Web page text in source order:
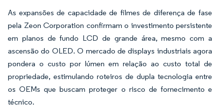
As expansões de capacidade de filmes de diferença de fase
pela Zeon Corporation confirmam o investimento persistente
em planos de fundo LCD de grande área, mesmo com a
ascensão do OLED. O mercado de displays industriais agora
pondera o custo por lúmen em relação ao custo total de
propriedade, estimulando roteiros de dupla tecnologia entre
os OEMs que buscam proteger o risco de fornecimento e
técnico.